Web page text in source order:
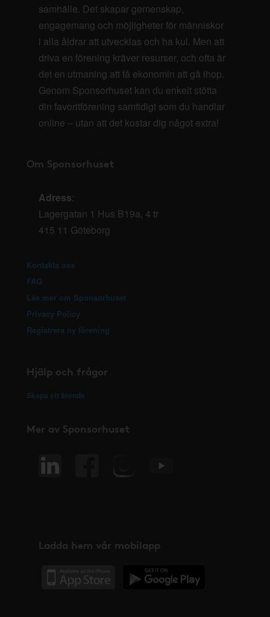
samhälle. Det skapar gemenskap,
engagemang och möjligheter för människor
i alla åldrar att utvecklas och ha kul. Men att
driva en förening kräver resurser, och ofta är
det en utmaning att få ekonomin att gå ihop.
Genom Sponsorhuset kan du enkelt stötta
din favoritförening samtidigt som du handlar
online – utan att det kostar dig något extra!
Om Sponsorhuset
Adress:
Lagergatan 1 Hus B19a, 4 tr
415 11 Göteborg
Kontakta oss
FAQ
Läs mer om Sponsorhuset
Privacy Policy
Registrera ny förening
Hjälp och frågor
Skapa ett ärende
Mer av Sponsorhuset
Ladda hem vår mobilapp